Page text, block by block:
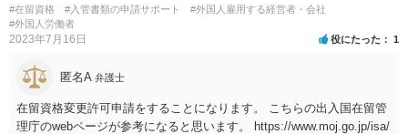
#在留資格 #入管書類の申請サポート
#外国人雇用する経営者・会社
#外国人労働者
2023年7月16日 役にたった 1
匿名A 弁護士
在留資格変更許可申請をすることになります。 こちらの出入国在留管
理庁のwebページが参考になると思います。 https://www.moj.go.jp/isa/